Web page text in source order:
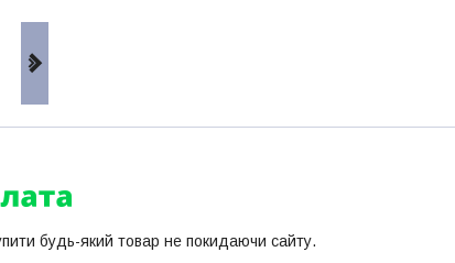
будь-який товар не покидаючи сайту.